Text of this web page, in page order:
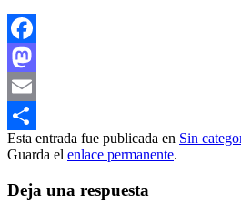
Facebook
Mastodon
Email
Compartir
Esta entrada fue publicada en Sin
Guarda el enlace permanente.
Deja una respuesta